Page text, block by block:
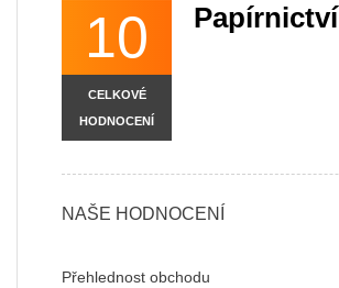
10
CELKOVÉ
HODNOCENÍ
Papírnictví
NAŠE HODNOCENÍ
Přehlednost obchodu